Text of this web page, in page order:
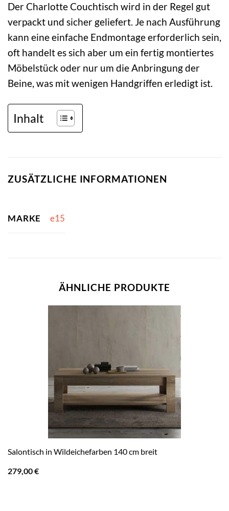
Der Charlotte Couchtisch wird in der Regel gut
verpackt und sicher geliefert. Je nach Ausführung
kann eine einfache Endmontage erforderlich sein,
oft handelt es sich aber um ein fertig montiertes
Möbelstück oder nur um die Anbringung der
Beine, was mit wenigen Handgriffen erledigt ist.
Inhalt
ZUSÄTZLICHE INFORMATIONEN
MARKE e15
ÄHNLICHE PRODUKTE
Salontisch in Wildeichefarben 140 cm breit
279,00€